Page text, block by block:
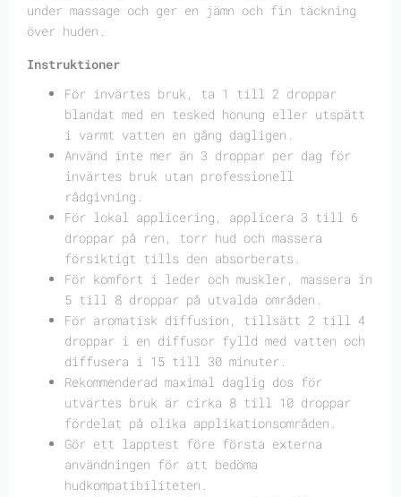
under massage och ger en jämn och fin täckning
över huden.
Instruktioner
För invärtes bruk, ta 1 till 2 droppar
blandat med en tesked honung eller utspätt
i varmt vatten en gång dagligen.
Använd inte mer än 3 droppar per dag för
invärtes bruk utan professionell
rådgivning.
För lokal applicering, applicera 3 till 6
droppar på ren, torr hud och massera
försiktigt tills den absorberats.
För komfort i leder och muskler, massera in
5 till 8 droppar på utvalda områden.
För aromatisk diffusion, tillsätt 2 till 4
droppar i en diffusor fylld med vatten och
diffusera i 15 till 30 minuter.
Rekommenderad maximal daglig dos för
utvärtes bruk är cirka 8 till 10 droppar
fördelat på olika applikationsområden.
Gör ett lapptest före första externa
användningen för att bedöma
hudkompatibiliteten.